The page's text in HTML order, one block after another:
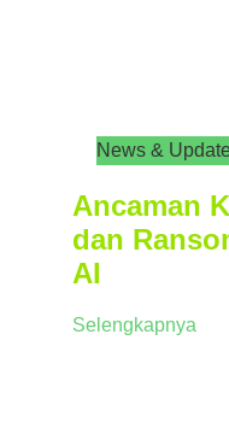
News &
Ancaman
dan
AI
Selengkapnya